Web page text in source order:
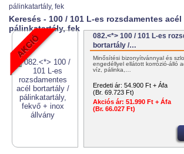
pálinkatartály, fek
Keresés - 100 / 101 L-es rozsdamentes
pálinkatartály, fek
082.<*> 100 / 101 L-es
bortartály /…
Minősítési bizonyítvánnyal és
engedéllyel ellátott korrózió-álló
víz, pálinka,…
Eredeti ár: 54.900 Ft + Áfa
(Br. 69.723 Ft)
Akciós ár: 51.990 Ft + Áfa
(Br. 66.027 Ft)